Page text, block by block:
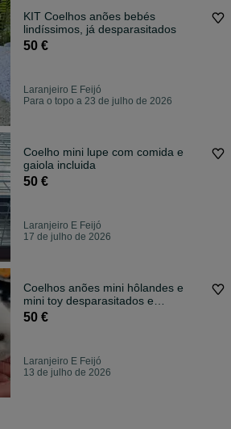
KIT Coelhos anões bebés
lindíssimos, já desparasitados
50 €
Laranjeiro E Feijó
Para o topo a 23 de julho de 2026
Coelho mini lupe com comida e
gaiola incluida
50 €
Laranjeiro E Feijó
17 de julho de 2026
Coelhos anões mini hôlandes e
mini toy desparasitados e
vacinados
50 €
Laranjeiro E Feijó
13 de julho de 2026